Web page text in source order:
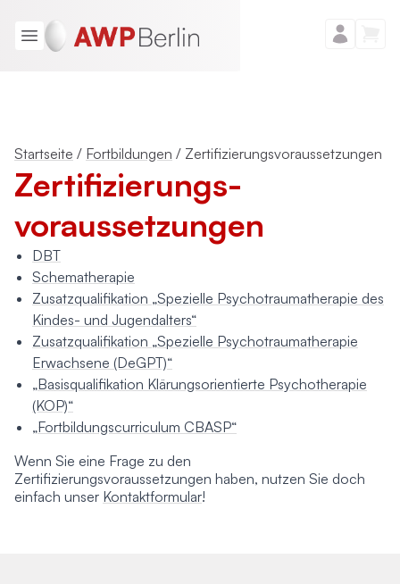
Startseite / Fortbildungen / Zertifizierungsvoraussetzungen
Zertifizierungs­
voraussetzungen
DBT
Schematherapie
Zusatzqualifikation „Spezielle Psychotraumatherapie des
Kindes- und Jugendalters“
Zusatzqualifikation „Spezielle Psychotraumatherapie
Erwachsene (DeGPT)“
„Basisqualifikation Klärungsorientierte Psychotherapie
(KOP)“
„Fortbildungscurriculum CBASP“
Wenn Sie eine Frage zu den
Zertifizierungsvoraussetzungen haben, nutzen Sie doch
einfach unser Kontaktformular!